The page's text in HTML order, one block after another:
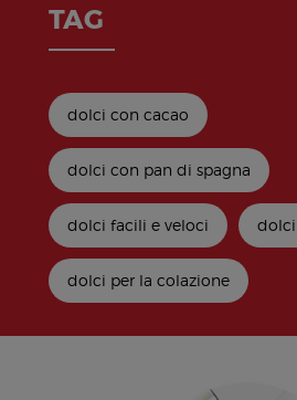
TAG
dolci con cacao
dolci con pan di spagna
dolci facili e veloci
dolci per la colazione